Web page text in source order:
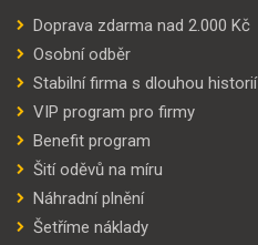
Doprava zdarma nad 2.000 Kč
Osobní odběr
Stabilní firma s dlouhou historií
VIP program pro firmy
Benefit program
Šití oděvů na míru
Náhradní plnění
Šetříme náklady